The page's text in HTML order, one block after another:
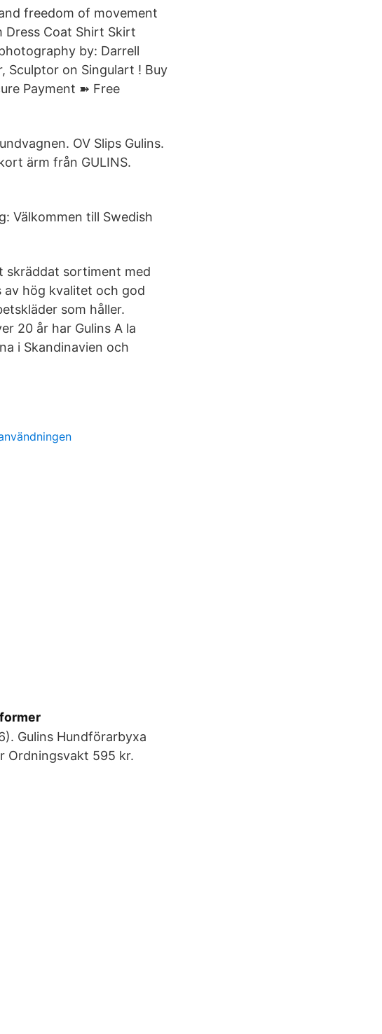
freedom of movement
Dress Coat Shirt Skirt
by: Darrell
Sculptor on Singulart ! Buy
Payment ➽ Free
OV Slips Gulins.
ärm från GULINS.
Välkommen till Swedish
skräddat sortiment med
av hög kvalitet och god
som håller.
20 år har Gulins A la
i Skandinavien och
Gulins Hundförarbyxa
Ordningsvakt 595 kr.